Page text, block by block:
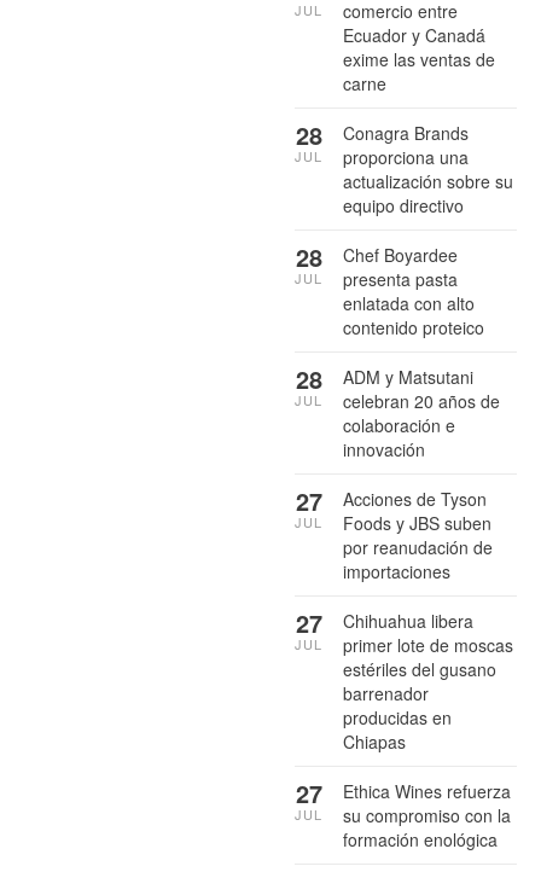
comercio entre
Ecuador y Canadá
exime las ventas de
carne
JUL
Conagra Brands
proporciona una
actualización sobre su
equipo directivo
28
JUL
Chef Boyardee
presenta pasta
enlatada con alto
contenido proteico
28
JUL
ADM y Matsutani
celebran 20 años de
colaboración e
innovación
28
JUL
Acciones de Tyson
Foods y JBS suben
por reanudación de
importaciones
27
JUL
Chihuahua libera
primer lote de moscas
estériles del gusano
barrenador
producidas en
Chiapas
27
JUL
Ethica Wines refuerza
su compromiso con la
formación enológica
27
JUL